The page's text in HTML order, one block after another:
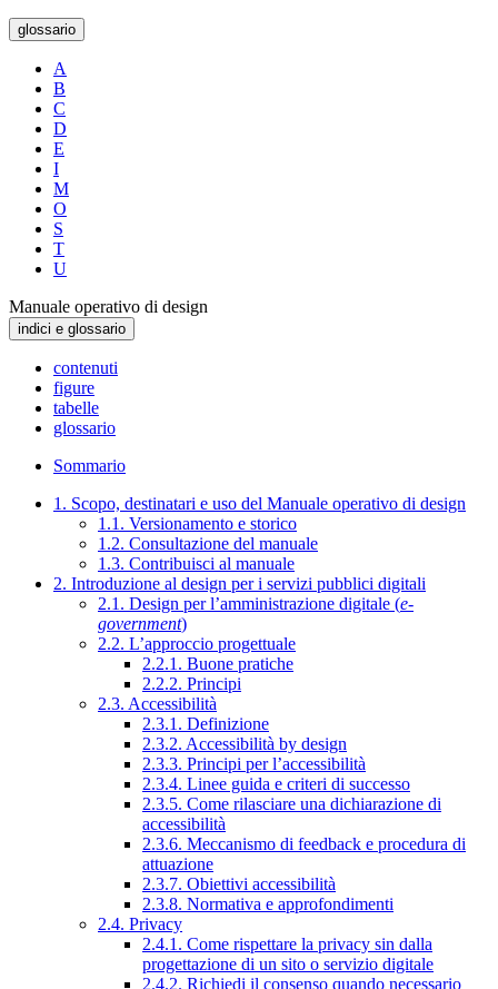
glossario
A
B
C
D
E
I
M
O
S
T
U
Manuale operativo di design
indici e glossario
contenuti
figure
tabelle
glossario
Sommario
1. Scopo, destinatari e uso del Manuale operativo di design
1.1. Versionamento e storico
1.2. Consultazione del manuale
1.3. Contribuisci al manuale
2. Introduzione al design per i servizi pubblici digitali
2.1. Design per l’amministrazione digitale (e-
government)
2.2. L’approccio progettuale
2.2.1. Buone pratiche
2.2.2. Principi
2.3. Accessibilità
2.3.1. Definizione
2.3.2. Accessibilità by design
2.3.3. Principi per l’accessibilità
2.3.4. Linee guida e criteri di successo
2.3.5. Come rilasciare una dichiarazione di
accessibilità
2.3.6. Meccanismo di feedback e procedura di
attuazione
2.3.7. Obiettivi accessibilità
2.3.8. Normativa e approfondimenti
2.4. Privacy
2.4.1. Come rispettare la privacy sin dalla
progettazione di un sito o servizio digitale
2.4.2. Richiedi il consenso quando necessario